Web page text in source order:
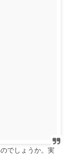
でしょうか。実